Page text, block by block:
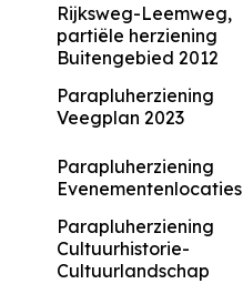
Rijksweg-Leemweg,
partiële herziening
Buitengebied 2012
Parapluherziening
Veegplan 2023
Parapluherziening
Evenementenlocaties
Parapluherziening
Cultuurhistorie-
Cultuurlandschap